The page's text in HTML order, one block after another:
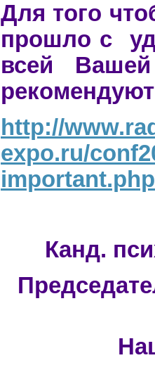
Для того
прошло с
всей
рекомендуют
http://
expo.ru/
important.php
Канд.